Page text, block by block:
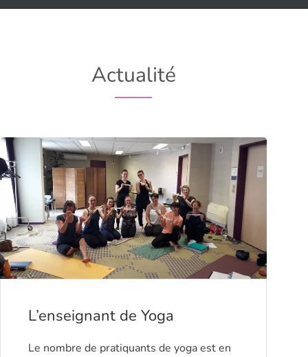
Actualité
L’enseignant de Yoga
Le nombre de pratiquants de yoga est en